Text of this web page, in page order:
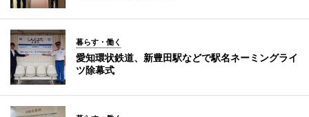
暮らす・働く
愛知環状鉄道、新豊田駅などで駅名ネーミングライ
ツ除幕式